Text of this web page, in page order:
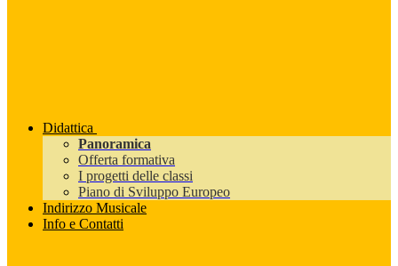
Didattica
Panoramica
Offerta formativa
I progetti delle classi
Piano di Sviluppo Europeo
Indirizzo Musicale
Info e Contatti